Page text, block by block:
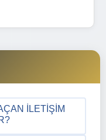
İLETIŞIM